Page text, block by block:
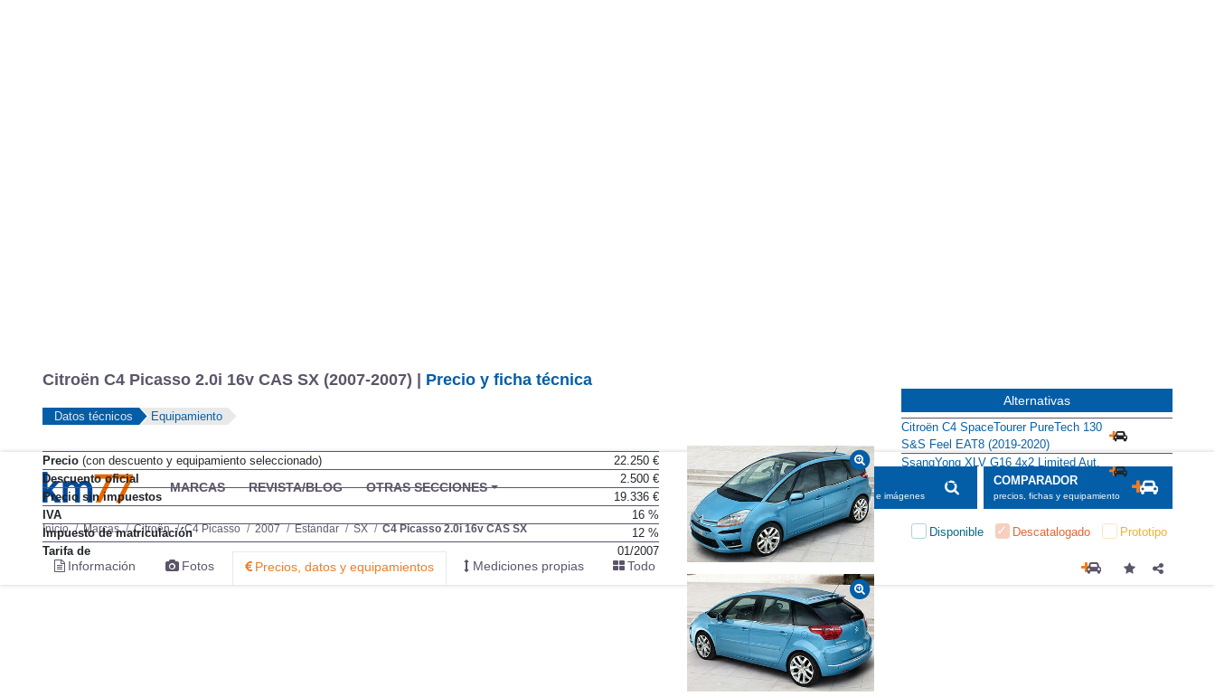
MARCAS REVISTA/BLOG OTRAS SECCIONES BUSCADOR
informaciones, fichas e imágenes
COMPARADOR
precios, fichas y equipamiento
Inicio Marcas Citroën C4 Picasso 2007 Estándar SX C4 Picasso 2.0i 16v CAS SX
Citroën C4 Picasso 2.0i 16v CAS SX (2007-2007) | Precio y ficha técnica
Precio(con descuento y equipamiento seleccionado)
22.250 €
Descuento oficial
2.500 €
Precio sin impuestos
19.336 €
IVA
16 %
Impuesto de matriculación
12 %
Tarifa de
01/2007
Alternativas
Citroën C4 SpaceTourer PureTech 130
S&S Feel EAT8 (2019-2020)
SsangYong XLV G16 4x2 Limited Aut.
(2018-2021)